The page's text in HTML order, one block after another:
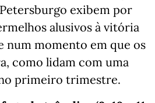
exibem por
alusivos à vitória
num momento em que os
como lidam com uma
primeiro trimestre.